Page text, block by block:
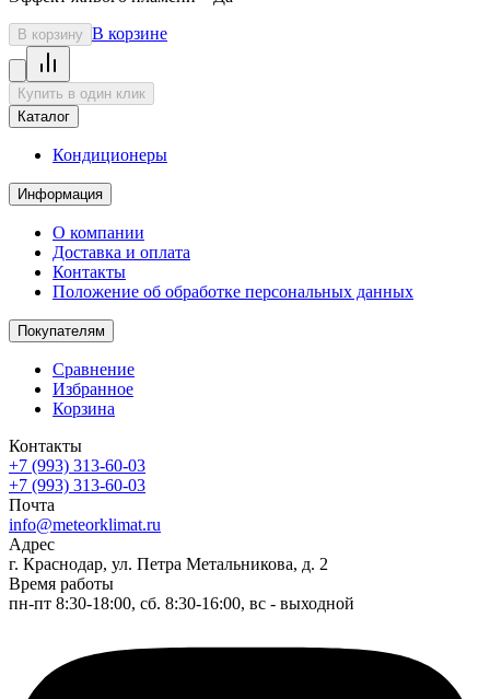
В корзину В корзине
Купить в один клик
Каталог
Кондиционеры
Информация
О компании
Доставка и оплата
Контакты
Положение об обработке персональных данных
Покупателям
Сравнение
Избранное
Корзина
Контакты
+7 (993) 313-60-03
+7 (993) 313-60-03
Почта
info@meteorklimat.ru
Адрес
г. Краснодар, ул. Петра Метальникова, д. 2
Время работы
пн-пт 8:30-18:00, сб. 8:30-16:00, вс - выходной